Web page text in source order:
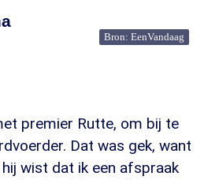
Bron: EenVandaag
premier Rutte, om bij te
Dat was gek, want
wist dat ik een afspraak